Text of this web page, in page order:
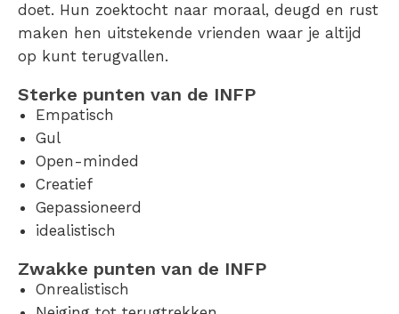
doet. Hun zoektocht naar moraal, deugd en rust
maken hen uitstekende vrienden waar je altijd
op kunt terugvallen.
Sterke punten van de INFP
Empatisch
Gul
Open-minded
Creatief
Gepassioneerd
idealistisch
Zwakke punten van de INFP
Onrealistisch